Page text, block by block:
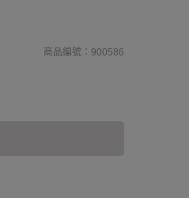
商品編號：900586